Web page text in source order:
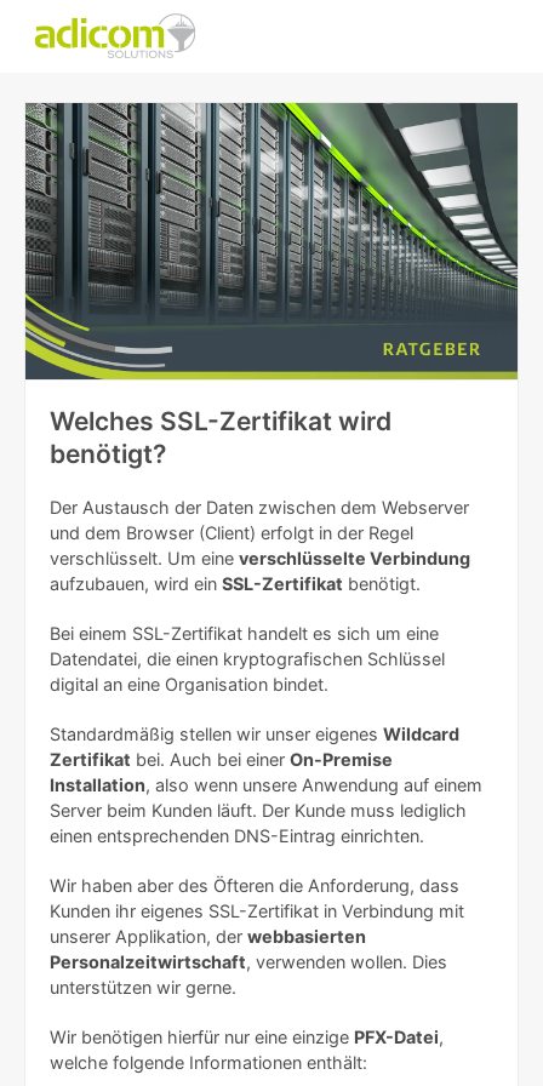
Welches SSL-Zertifikat wird
benötigt?
Der Austausch der Daten zwischen dem Webserver
und dem Browser (Client) erfolgt in der Regel
verschlüsselt. Um eine verschlüsselte Verbindung
aufzubauen, wird ein SSL-Zertifikat benötigt.
Bei einem SSL-Zertifikat handelt es sich um eine
Datendatei, die einen kryptografischen Schlüssel
digital an eine Organisation bindet.
Standardmäßig stellen wir unser eigenes Wildcard
Zertifikat bei. Auch bei einer On-Premise
Installation, also wenn unsere Anwendung auf einem
Server beim Kunden läuft. Der Kunde muss lediglich
einen entsprechenden DNS-Eintrag einrichten.
Wir haben aber des Öfteren die Anforderung, dass
Kunden ihr eigenes SSL-Zertifikat in Verbindung mit
unserer Applikation, der webbasierten
Personalzeitwirtschaft, verwenden wollen. Dies
unterstützen wir gerne.
Wir benötigen hierfür nur eine einzige PFX-Datei,
welche folgende Informationen enthält: